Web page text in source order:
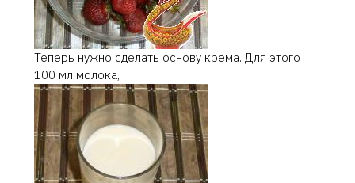
Теперь нужно сделать основу крема. Для этого
100 мл молока,